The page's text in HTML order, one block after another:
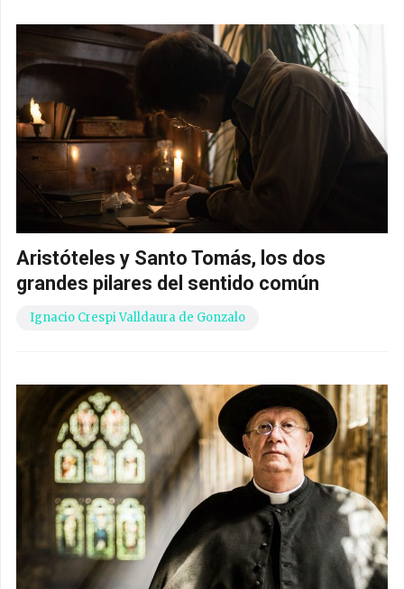
Aristóteles y Santo Tomás, los dos
grandes pilares del sentido común
Ignacio Crespi Valldaura de Gonzalo